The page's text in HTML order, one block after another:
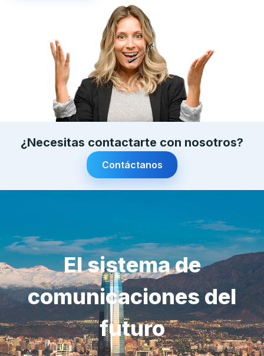
¿Necesitas contactarte con nosotros?
Contáctanos
El sistema de
comunicaciones del
futuro